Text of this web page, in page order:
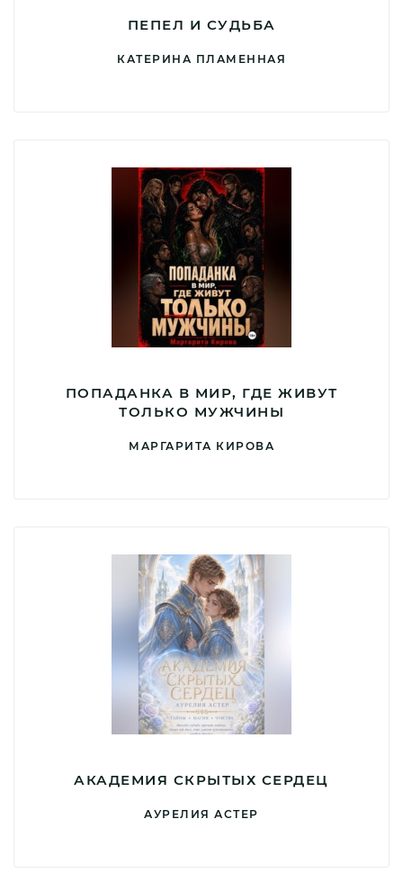
ПЕПЕЛ И СУДЬБА
КАТЕРИНА ПЛАМЕННАЯ
ПОПАДАНКА В МИР, ГДЕ ЖИВУТ
ТОЛЬКО МУЖЧИНЫ
МАРГАРИТА КИРОВА
АКАДЕМИЯ СКРЫТЫХ СЕРДЕЦ
АУРЕЛИЯ АСТЕР